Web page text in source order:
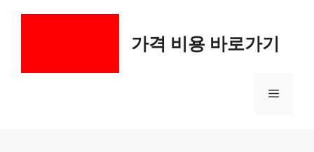
가격 비용 바로가기
메